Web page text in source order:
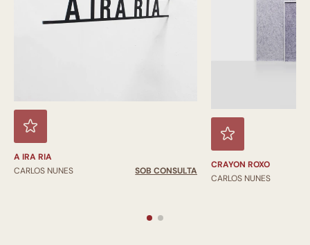
A IRA RIA
CARLOS NUNES
SOB CONSULTA
CRAYON ROXO
CARLOS NUNES